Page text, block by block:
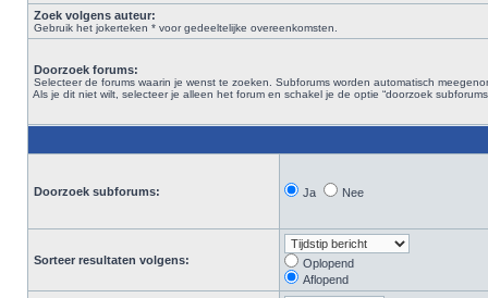
Zoek volgens auteur:
Gebruik het jokerteken * voor gedeeltelijke overeenkomsten.
Doorzoek forums:
Selecteer de forums waarin je wenst te zoeken. Subforums worden automatisch
Als je dit niet wilt, selecteer je alleen het forum en schakel je de optie “doorzoek
Doorzoek subforums: Ja Nee
Sorteer resultaten volgens:
Oplopend
Aflopend